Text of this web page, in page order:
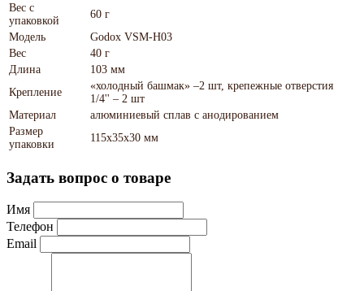
Вес с
упаковкой
60 г
Модель
Godox VSM-H03
Вес
40 г
Длина
103 мм
Крепление
«холодный башмак» –2 шт, крепежные отверстия
1/4'' – 2 шт
Материал
алюминиевый сплав с анодированием
Размер
упаковки
115х35х30 мм
Задать вопрос о товаре
Имя
Телефон
Email